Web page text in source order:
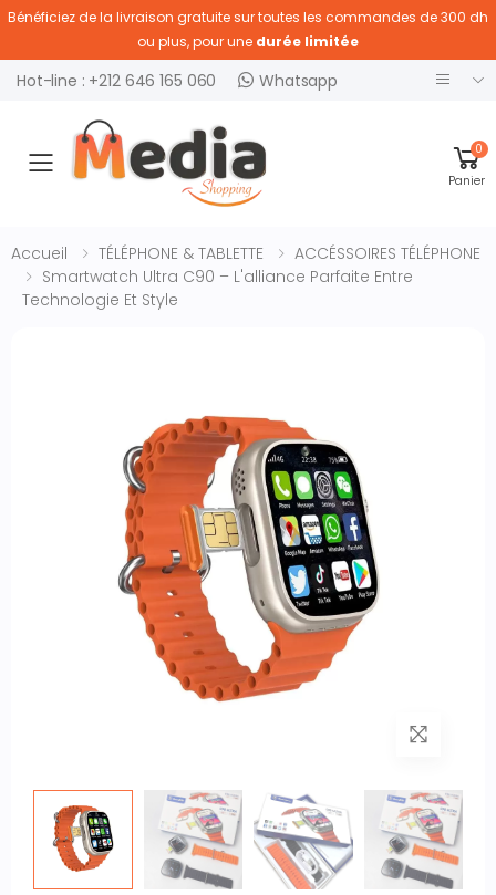
Bénéficiez de la livraison gratuite sur toutes les commandes de 300 dh
ou plus, pour une durée limitée
Hot-line : +212 646 165 060 Whatsapp
Ouvrir menu
0
Panier
Accueil TÉLÉPHONE & TABLETTE
ACCÉSSOIRES TÉLÉPHONE
Smartwatch Ultra C90 – L'alliance Parfaite Entre
Technologie Et Style